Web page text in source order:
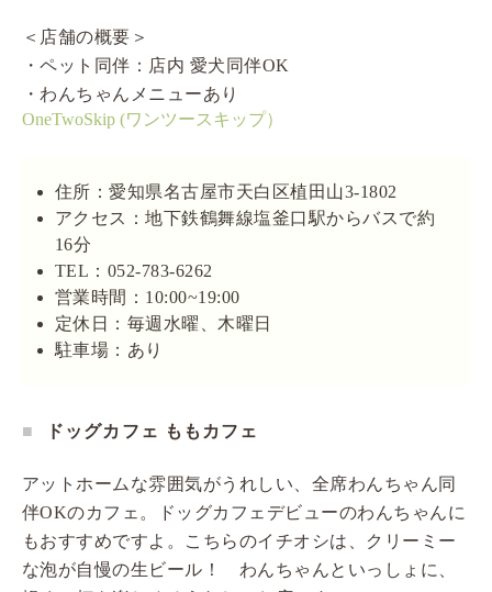
＜店舗の概要＞
・ペット同伴：店内 愛犬同伴OK
・わんちゃんメニューあり
OneTwoSkip (ワンツースキップ）
住所：愛知県名古屋市天白区植田山3-1802
アクセス：地下鉄鶴舞線塩釜口駅からバスで約
16分
TEL：052-783-6262
営業時間：10:00~19:00
定休日：毎週水曜、木曜日
駐車場：あり
ドッグカフェ ももカフェ
アットホームな雰囲気がうれしい、全席わんちゃん同
伴OKのカフェ。ドッグカフェデビューのわんちゃんに
もおすすめですよ。こちらのイチオシは、クリーミー
な泡が自慢の生ビール！ わんちゃんといっしょに、